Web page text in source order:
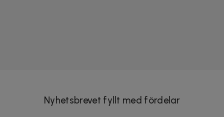
Nyhetsbrevet fyllt med fördelar